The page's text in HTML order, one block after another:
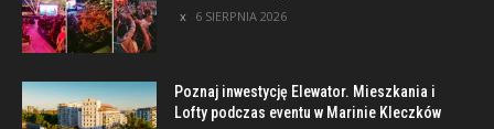
6 SIERPNIA 2026
Poznaj inwestycję Elewator. Mieszkania i
Lofty podczas eventu w Marinie Kleczków